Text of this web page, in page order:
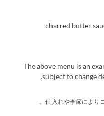
charred butter
*The above menu is an
subject to change